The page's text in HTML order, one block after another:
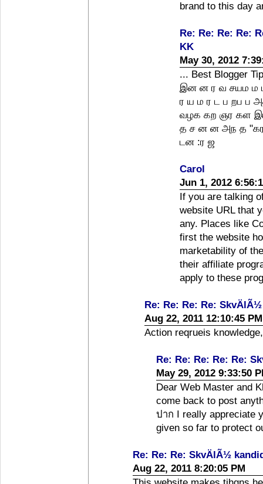
brand to this day
Re: Re: Re: Re:
KK
May 30, 2012
... Best Blogger
இன ன ர வ சயம ம
ர ய ம ர ட ப றப
வழக கற ஞர கள
த ச ன ன அந த
டன :ர ஜ
Carol
Jun 1, 2012
If you are talking
website URL that
any. Places like
first the website
marketability of
their affiliate
apply to these
Re: Re: Re: Re:
Aug 22, 2011 12:10:45 PM
Action reqrueis
Re: Re: Re: Re: Re:
May 29, 2012 9:33:50
Dear Web Master and
come back to post
ปาก I really appreciate
given so far to protect
Re: Re: Re: SkvÄlÃ½
Aug 22, 2011 8:20:05 PM